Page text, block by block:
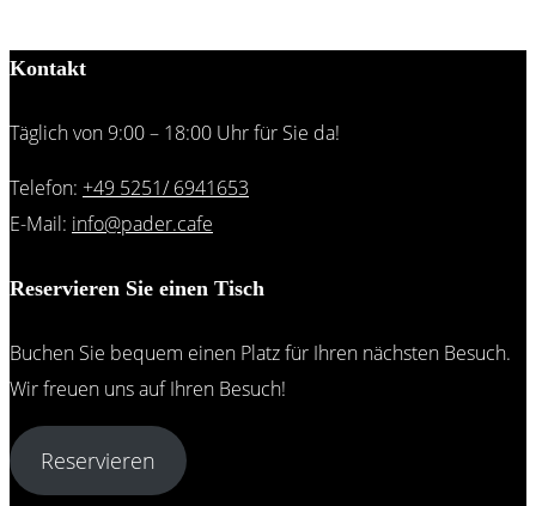
Kontakt
Täglich von 9:00 – 18:00 Uhr für Sie da!
Telefon: +49 5251/ 6941653
E-Mail: info@pader.cafe
Reservieren Sie einen Tisch
Buchen Sie bequem einen Platz für Ihren nächsten Besuch.
Wir freuen uns auf Ihren Besuch!
Reservieren